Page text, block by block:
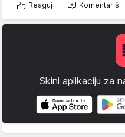
Reaguj Komentariši
Skini aplikaciju za